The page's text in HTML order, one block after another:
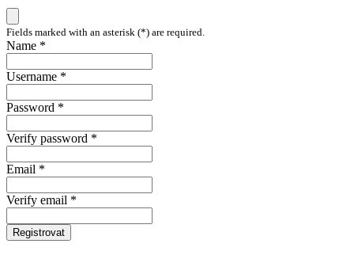
Fields marked with an asterisk (*) are required.
Name *
Username *
Password *
Verify password *
Email *
Verify email *
Registrovat